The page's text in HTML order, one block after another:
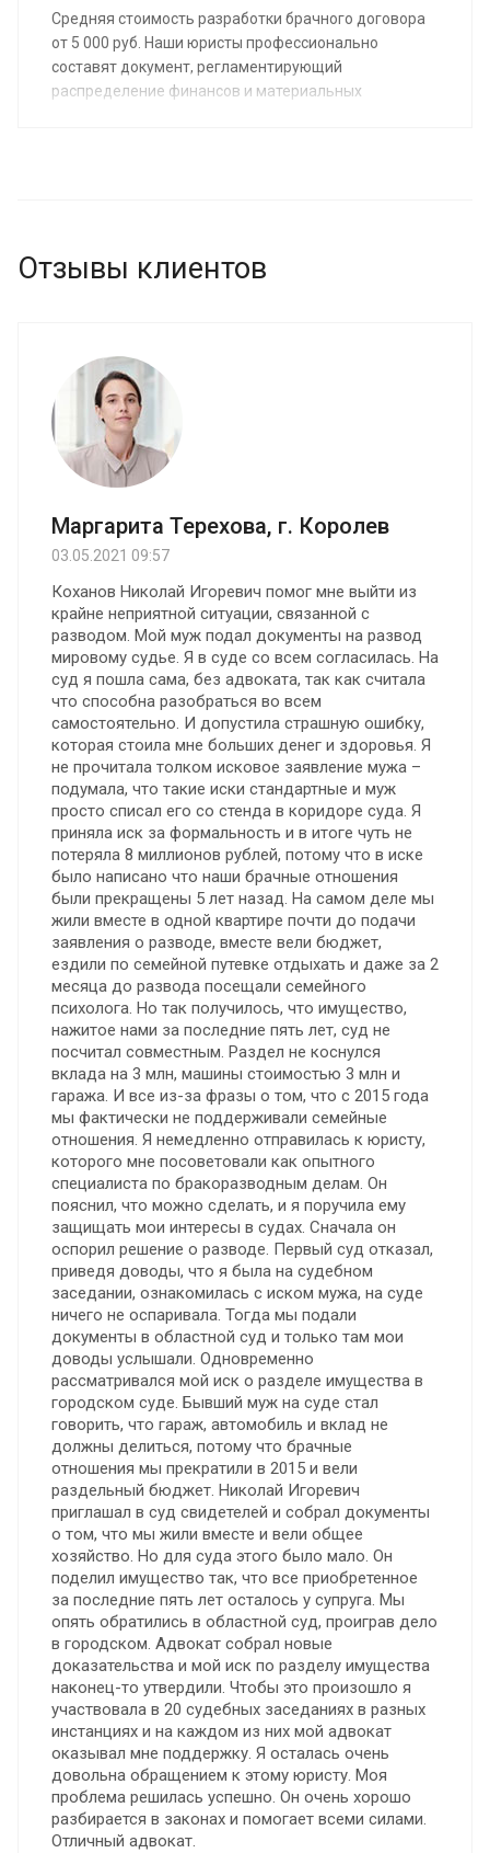
Средняя стоимость разработки брачного договора
от 5 000 руб. Наши юристы профессионально
составят документ, регламентирующий
распределение финансов и материальных
Отзывы клиентов
Маргарита Терехова, г. Королев
03.05.2021 09:57
Коханов Николай Игоревич помог мне выйти из
крайне неприятной ситуации, связанной с
разводом. Мой муж подал документы на развод
мировому судье. Я в суде со всем согласилась. На
суд я пошла сама, без адвоката, так как считала
что способна разобраться во всем
самостоятельно. И допустила страшную ошибку,
которая стоила мне больших денег и здоровья. Я
не прочитала толком исковое заявление мужа –
подумала, что такие иски стандартные и муж
просто списал его со стенда в коридоре суда. Я
приняла иск за формальность и в итоге чуть не
потеряла 8 миллионов рублей, потому что в иске
было написано что наши брачные отношения
были прекращены 5 лет назад. На самом деле мы
жили вместе в одной квартире почти до подачи
заявления о разводе, вместе вели бюджет,
ездили по семейной путевке отдыхать и даже за 2
месяца до развода посещали семейного
психолога. Но так получилось, что имущество,
нажитое нами за последние пять лет, суд не
посчитал совместным. Раздел не коснулся
вклада на 3 млн, машины стоимостью 3 млн и
гаража. И все из-за фразы о том, что с 2015 года
мы фактически не поддерживали семейные
отношения. Я немедленно отправилась к юристу,
которого мне посоветовали как опытного
специалиста по бракоразводным делам. Он
пояснил, что можно сделать, и я поручила ему
защищать мои интересы в судах. Сначала он
оспорил решение о разводе. Первый суд отказал,
приведя доводы, что я была на судебном
заседании, ознакомилась с иском мужа, на суде
ничего не оспаривала. Тогда мы подали
документы в областной суд и только там мои
доводы услышали. Одновременно
рассматривался мой иск о разделе имущества в
городском суде. Бывший муж на суде стал
говорить, что гараж, автомобиль и вклад не
должны делиться, потому что брачные
отношения мы прекратили в 2015 и вели
раздельный бюджет. Николай Игоревич
приглашал в суд свидетелей и собрал документы
о том, что мы жили вместе и вели общее
хозяйство. Но для суда этого было мало. Он
поделил имущество так, что все приобретенное
за последние пять лет осталось у супруга. Мы
опять обратились в областной суд, проиграв дело
в городском. Адвокат собрал новые
доказательства и мой иск по разделу имущества
наконец-то утвердили. Чтобы это произошло я
участвовала в 20 судебных заседаниях в разных
инстанциях и на каждом из них мой адвокат
оказывал мне поддержку. Я осталась очень
довольна обращением к этому юристу. Моя
проблема решилась успешно. Он очень хорошо
разбирается в законах и помогает всеми силами.
Отличный адвокат.